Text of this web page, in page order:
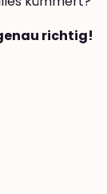
richtig!